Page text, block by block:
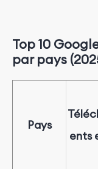
Top 10
par pays
Pays
ents